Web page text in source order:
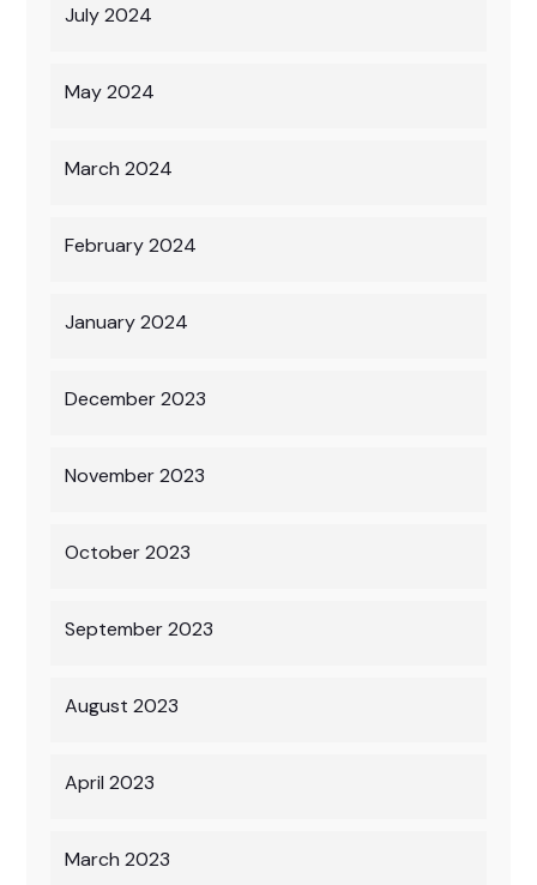
July 2024
May 2024
March 2024
February 2024
January 2024
December 2023
November 2023
October 2023
September 2023
August 2023
April 2023
March 2023